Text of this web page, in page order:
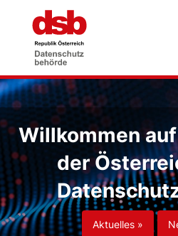
Willkommen
der
Aktuelles »